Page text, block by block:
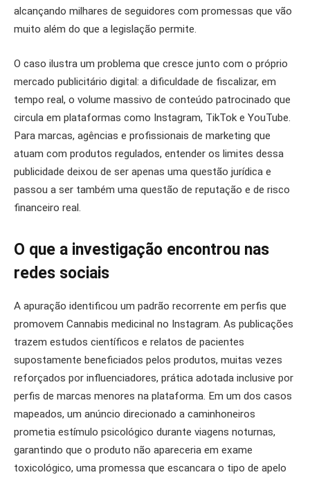
alcançando milhares de seguidores com promessas que vão
muito além do que a legislação permite.
O caso ilustra um problema que cresce junto com o próprio
mercado publicitário digital: a dificuldade de fiscalizar, em
tempo real, o volume massivo de conteúdo patrocinado que
circula em plataformas como Instagram, TikTok e YouTube.
Para marcas, agências e profissionais de marketing que
atuam com produtos regulados, entender os limites dessa
publicidade deixou de ser apenas uma questão jurídica e
passou a ser também uma questão de reputação e de risco
financeiro real.
O que a investigação encontrou nas
redes sociais
A apuração identificou um padrão recorrente em perfis que
promovem Cannabis medicinal no Instagram. As publicações
trazem estudos científicos e relatos de pacientes
supostamente beneficiados pelos produtos, muitas vezes
reforçados por influenciadores, prática adotada inclusive por
perfis de marcas menores na plataforma. Em um dos casos
mapeados, um anúncio direcionado a caminhoneiros
prometia estímulo psicológico durante viagens noturnas,
garantindo que o produto não apareceria em exame
toxicológico, uma promessa que escancara o tipo de apelo